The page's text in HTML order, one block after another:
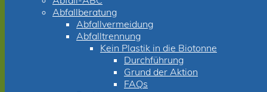
Abfallberatung
Abfallvermeidung
Abfalltrennung
Kein Plastik in die Biotonne
Durchführung
Grund der Aktion
FAQs